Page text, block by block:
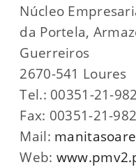
Núcleo
da Portela,
Guerreiros
2670-541 Loures
Tel.: 00351-21-
Fax: 00351-21-
Mail:
Web: